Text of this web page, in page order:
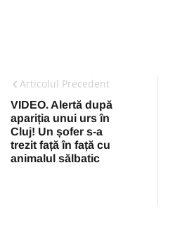
Articolul Precedent
VIDEO. Alertă după
apariția unui urs în
Cluj! Un șofer s-a
trezit față în față cu
animalul sălbatic